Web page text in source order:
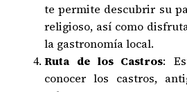
te permite descubrir su
religioso, así como
la gastronomía local.
Ruta de los Castros:
conocer los castros,